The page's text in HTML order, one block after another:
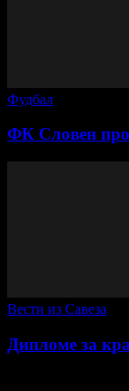
Фудбал
ФК Словен
Вести из Савеза
Дипломе за